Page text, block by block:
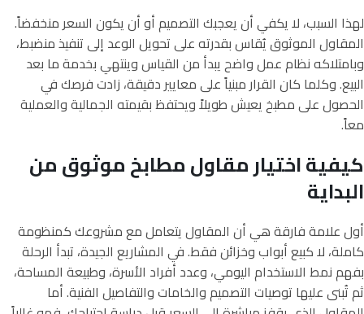
لهذا السبب، لا يكفي أن يعجبك التصميم أو أن يكون السعر منخفضاً.
المقاول الموثوق يُقاس بقدرته على تحويل الوعد إلى تنفيذ منضبط،
وبامتلاكه نظام عمل واضح يبدأ من القياس وينتهي بخدمة ما بعد
البيع. وكلما كان القرار مبنياً على معايير دقيقة، زادت فرصك في
الحصول على مطبخ يعيش طويلاً ويحتفظ بقيمته الجمالية والعملية
معاً.
كيفية اختيار مقاول مطابخ موثوق من
البداية
أول علامة فارقة هي أن المقاول يتعامل مع مشروعك كمنظومة
كاملة، لا كبيع أبواب وخزائن فقط. في المشاريع الجيدة، تبدأ الرحلة
بفهم نمط الاستخدام اليومي، وعدد أفراد الأسرة، وطبيعة المساحة،
ثم تُبنى عليها توصيات التصميم والخامات والتفاصيل الفنية. أما